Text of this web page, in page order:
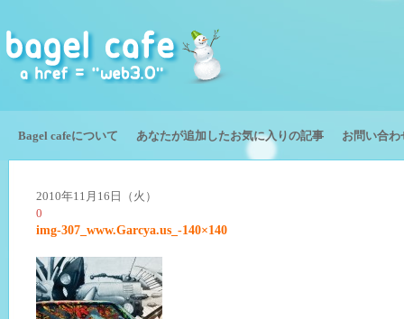
Bagel cafeについて あなたが追加したお気に入りの記事 お問い合わ
2010年11月16日（火）
0
img-307_www.Garcya.us_-140×140